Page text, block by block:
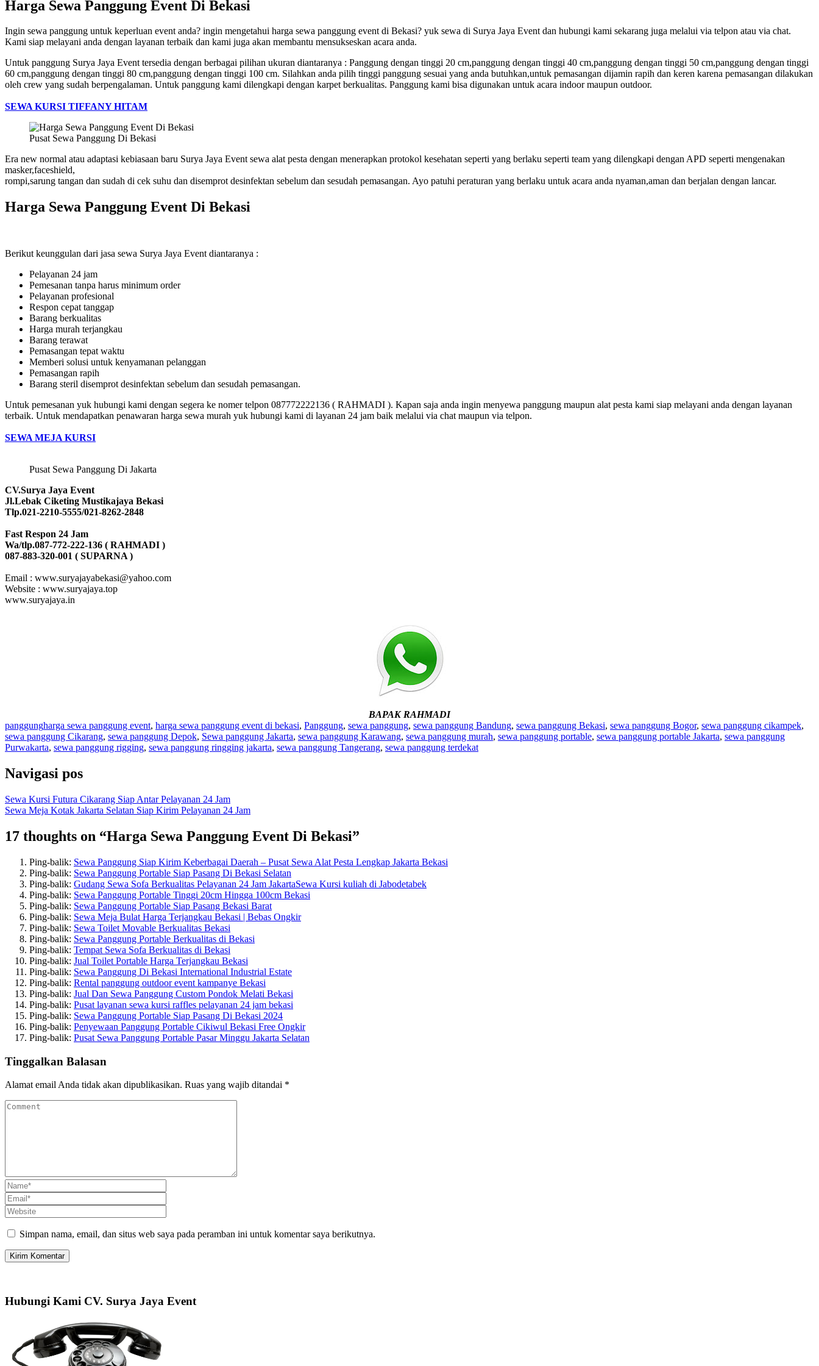
Harga Sewa Panggung Event Di Bekasi
Ingin sewa panggung untuk keperluan event anda? ingin mengetahui harga sewa panggung event di Bekasi? yuk sewa di Surya Jaya Event dan hubungi kami sekarang juga melalui via telpon atau via chat.
Kami siap melayani anda dengan layanan terbaik dan kami juga akan membantu mensukseskan acara anda.
Untuk panggung Surya Jaya Event tersedia dengan berbagai pilihan ukuran diantaranya : Panggung dengan tinggi 20 cm,panggung dengan tinggi 40 cm,panggung dengan tinggi 50 cm,panggung dengan tinggi
60 cm,panggung dengan tinggi 80 cm,panggung dengan tinggi 100 cm. Silahkan anda pilih tinggi panggung sesuai yang anda butuhkan,untuk pemasangan dijamin rapih dan keren karena pemasangan dilakukan
oleh crew yang sudah berpengalaman. Untuk panggung kami dilengkapi dengan karpet berkualitas. Panggung kami bisa digunakan untuk acara indoor maupun outdoor.
SEWA KURSI TIFFANY HITAM
Pusat Sewa Panggung Di Bekasi
Era new normal atau adaptasi kebiasaan baru Surya Jaya Event sewa alat pesta dengan menerapkan protokol kesehatan seperti yang berlaku seperti team yang dilengkapi dengan APD seperti mengenakan
masker,faceshield,
rompi,sarung tangan dan sudah di cek suhu dan disemprot desinfektan sebelum dan sesudah pemasangan. Ayo patuhi peraturan yang berlaku untuk acara anda nyaman,aman dan berjalan dengan lancar.
Harga Sewa Panggung Event Di Bekasi
Berikut keunggulan dari jasa sewa Surya Jaya Event diantaranya :
Pelayanan 24 jam
Pemesanan tanpa harus minimum order
Pelayanan profesional
Respon cepat tanggap
Barang berkualitas
Harga murah terjangkau
Barang terawat
Pemasangan tepat waktu
Memberi solusi untuk kenyamanan pelanggan
Pemasangan rapih
Barang steril disemprot desinfektan sebelum dan sesudah pemasangan.
Untuk pemesanan yuk hubungi kami dengan segera ke nomer telpon 087772222136 ( RAHMADI ). Kapan saja anda ingin menyewa panggung maupun alat pesta kami siap melayani anda dengan layanan
terbaik. Untuk mendapatkan penawaran harga sewa murah yuk hubungi kami di layanan 24 jam baik melalui via chat maupun via telpon.
SEWA MEJA KURSI
Pusat Sewa Panggung Di Jakarta
CV.Surya Jaya Event
Jl.Lebak Ciketing Mustikajaya Bekasi
Tlp.021-2210-5555/021-8262-2848
Fast Respon 24 Jam
Wa/tlp.087-772-222-136 ( RAHMADI )
087-883-320-001 ( SUPARNA )
Email : www.suryajayabekasi@yahoo.com
Website : www.suryajaya.top
www.suryajaya.in
BAPAK RAHMADI
panggungharga sewa panggung event, harga sewa panggung event di bekasi, Panggung, sewa panggung, sewa panggung Bandung, sewa panggung Bekasi, sewa panggung Bogor, sewa panggung cikampek,
sewa panggung Cikarang, sewa panggung Depok, Sewa panggung Jakarta, sewa panggung Karawang, sewa panggung murah, sewa panggung portable, sewa panggung portable Jakarta, sewa panggung
Purwakarta, sewa panggung rigging, sewa panggung ringging jakarta, sewa panggung Tangerang, sewa panggung terdekat
Navigasi pos
Sewa Kursi Futura Cikarang Siap Antar Pelayanan 24 Jam
Sewa Meja Kotak Jakarta Selatan Siap Kirim Pelayanan 24 Jam
17 thoughts on “Harga Sewa Panggung Event Di Bekasi”
Ping-balik: Sewa Panggung Siap Kirim Keberbagai Daerah – Pusat Sewa Alat Pesta Lengkap Jakarta Bekasi
Ping-balik: Sewa Panggung Portable Siap Pasang Di Bekasi Selatan
Ping-balik: Gudang Sewa Sofa Berkualitas Pelayanan 24 Jam JakartaSewa Kursi kuliah di Jabodetabek
Ping-balik: Sewa Panggung Portable Tinggi 20cm Hingga 100cm Bekasi
Ping-balik: Sewa Panggung Portable Siap Pasang Bekasi Barat
Ping-balik: Sewa Meja Bulat Harga Terjangkau Bekasi | Bebas Ongkir
Ping-balik: Sewa Toilet Movable Berkualitas Bekasi
Ping-balik: Sewa Panggung Portable Berkualitas di Bekasi
Ping-balik: Tempat Sewa Sofa Berkualitas di Bekasi
Ping-balik: Jual Toilet Portable Harga Terjangkau Bekasi
Ping-balik: Sewa Panggung Di Bekasi International Industrial Estate
Ping-balik: Rental panggung outdoor event kampanye Bekasi
Ping-balik: Jual Dan Sewa Panggung Custom Pondok Melati Bekasi
Ping-balik: Pusat layanan sewa kursi raffles pelayanan 24 jam bekasi
Ping-balik: Sewa Panggung Portable Siap Pasang Di Bekasi 2024
Ping-balik: Penyewaan Panggung Portable Cikiwul Bekasi Free Ongkir
Ping-balik: Pusat Sewa Panggung Portable Pasar Minggu Jakarta Selatan
Tinggalkan Balasan
Alamat email Anda tidak akan dipublikasikan. Ruas yang wajib ditandai *
Simpan nama, email, dan situs web saya pada peramban ini untuk komentar saya berikutnya.
Hubungi Kami CV. Surya Jaya Event